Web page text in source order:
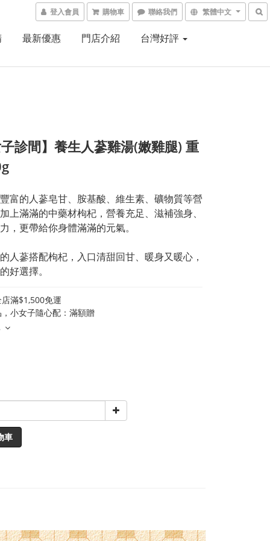
登入會員 購物車 聯絡我們 繁體中文
最新優惠 門店介紹 台灣好評
診間】養生人蔘雞湯(嫩雞腿) 重
富的人蔘皂甘、胺基酸、維生素、礦物質等營
上滿滿的中藥材枸杞，營養充足、滋補強身、
，更帶給你身體滿滿的元氣。
人蔘搭配枸杞，入口清甜回甘、暖身又暖心，
好選擇。
滿$1,500免運
小女子隨心配：滿額贈
車